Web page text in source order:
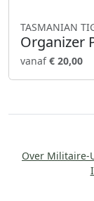
TASMANIAN
Organizer
vanaf€ 20,00
Over